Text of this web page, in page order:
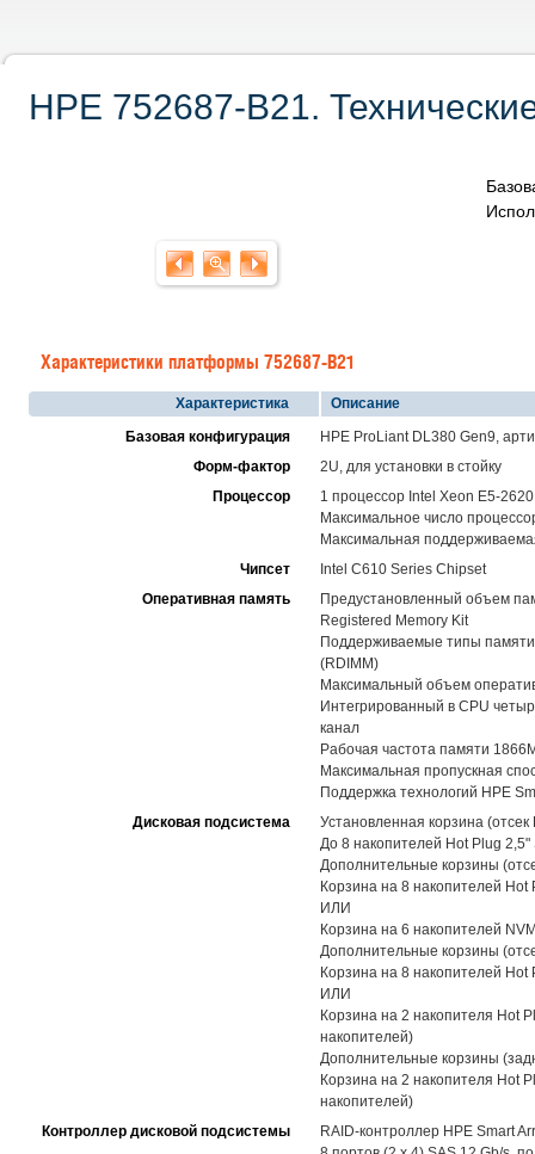
HPE 752687-B21.
Характеристики платформы 752687-B21
Характеристика
Описание
Базовая конфигурация
HPE ProLiant DL380 Gen9,
Форм-фактор
2U, для установки в стойку
Процессор
1 процессор Intel Xeon E5-
Максимальное число
Максимальная
Чипсет
Intel C610 Series Chipset
Оперативная память
Предустановленный объем
Registered Memory Kit
Поддерживаемые типы
(RDIMM)
Максимальный объем
Интегрированный в CPU
канал
Рабочая частота памяти
Максимальная пропускная
Поддержка технологий HPE
Дисковая подсистема
Установленная корзина (отсек
До 8 накопителей Hot Plug 2,5"
Дополнительные корзины
Корзина на 8 накопителей Hot
ИЛИ
Корзина на 6 накопителей
Дополнительные корзины
Корзина на 8 накопителей Hot
ИЛИ
Корзина на 2 накопителя Hot
накопителей)
Дополнительные корзины
Корзина на 2 накопителя Hot
накопителей)
Контроллер дисковой подсистемы
RAID-контроллер HPE Smart